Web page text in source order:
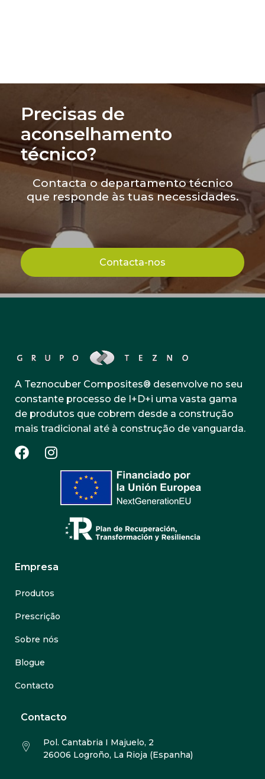
Precisas de
aconselhamento
técnico?
Contacta o departamento técnico
que responde às tuas necessidades.
Contacta-nos
A Teznocuber Composites® desenvolve no seu
constante processo de I+D+i uma vasta gama
de produtos que cobrem desde a construção
mais tradicional até à construção de vanguarda.
Empresa
Produtos
Prescrição
Sobre nós
Blogue
Contacto
Contacto
Pol. Cantabria I Majuelo, 2
26006 Logroño, La Rioja (Espanha)